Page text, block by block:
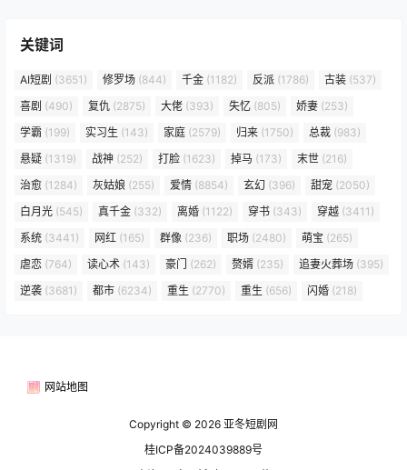
关键词
AI短剧 (3651) 修罗场 (844) 千金 (1182) 反派 (1786) 古装 (537)
喜剧 (490) 复仇 (2875) 大佬 (393) 失忆 (805) 娇妻 (253)
学霸 (199) 实习生 (143) 家庭 (2579) 归来 (1750) 总裁 (983)
悬疑 (1319) 战神 (252) 打脸 (1623) 掉马 (173) 末世 (216)
治愈 (1284) 灰姑娘 (255) 爱情 (8854) 玄幻 (396) 甜宠 (2050)
白月光 (545) 真千金 (332) 离婚 (1122) 穿书 (343) 穿越 (3411)
系统 (3441) 网红 (165) 群像 (236) 职场 (2480) 萌宝 (265)
虐恋 (764) 读心术 (143) 豪门 (262) 赘婿 (235) 追妻火葬场 (395)
逆袭 (3681) 都市 (6234) 重生 (2770) 重生 (656) 闪婚 (218)
网站地图
Copyright © 2026 亚冬短剧网
桂ICP备2024039889号